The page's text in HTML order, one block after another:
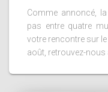
Comme annoncé,
pas entre quatre
votre rencontre sur le
août, retrouvez-nous